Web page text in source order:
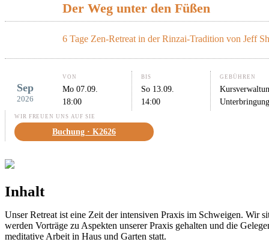
Der Weg unter den Füßen
6 Tage Zen-Retreat in der Rinzai-Tradition von Jeff
Sep
2026
VON
Mo 07.09.
18:00
BIS
So 13.09.
14:00
GEBÜHREN
WIR FREUEN UNS AUF SIE
Buchung · K2626
Inhalt
Unser Retreat ist eine Zeit der intensiven Praxis im Schweigen. Wir
werden Vorträge zu Aspekten unserer Praxis gehalten und die
meditative Arbeit in Haus und Garten statt.